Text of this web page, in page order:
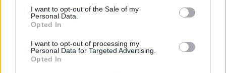
consent section.
I want to opt-out of the Sale of my
Personal Data.
Opted In
I want to opt-out of processing my
Personal Data for Targeted Advertising.
Opted In
A RÓMAIAKTÓL AZ AGYAGKATONÁKIG –
KÖZÖNSÉGTALÁLKOZÓ VÁRJA A LÁTOGATÓKAT A
GYŐRI RÓMER MÚZEUMBAN